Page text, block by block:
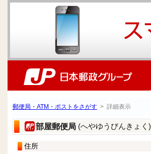
郵便局・ATM・ポストをさがす > 詳細表示
部屋郵便局 (へやゆうびんきょく)
住所